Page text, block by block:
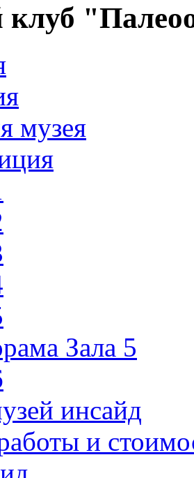
клуб
музея
Зала 5
инсайд
и